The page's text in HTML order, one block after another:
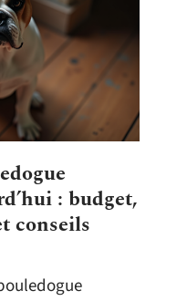
: budget,
conseils